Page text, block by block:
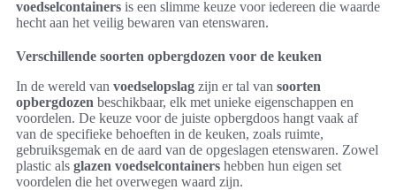
voedselcontainers is een slimme keuze voor iedereen die waarde
hecht aan het veilig bewaren van etenswaren.
Verschillende soorten opbergdozen voor de keuken
In de wereld van voedselopslag zijn er tal van soorten
opbergdozen beschikbaar, elk met unieke eigenschappen en
voordelen. De keuze voor de juiste opbergdoos hangt vaak af
van de specifieke behoeften in de keuken, zoals ruimte,
gebruiksgemak en de aard van de opgeslagen etenswaren. Zowel
plastic als glazen voedselcontainers hebben hun eigen set
voordelen die het overwegen waard zijn.